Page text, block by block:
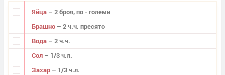
Яйца – 2 броя, по - големи
Брашно – 2 ч.ч. пресято
Вода – 2 ч.ч.
Сол – 1/3 ч.л.
Захар – 1/3 ч.л.